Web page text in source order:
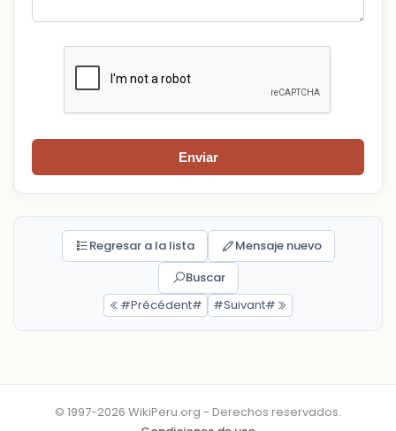
Enviar
Regresar a la lista
Mensaje nuevo
Buscar
#Précédent#
#Suivant#
© 1997-2026 WikiPeru.org - Derechos reservados.